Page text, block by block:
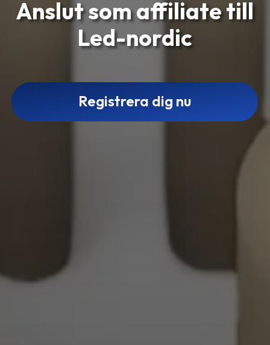
Anslut som affiliate till
Led-nordic
Registrera dig nu